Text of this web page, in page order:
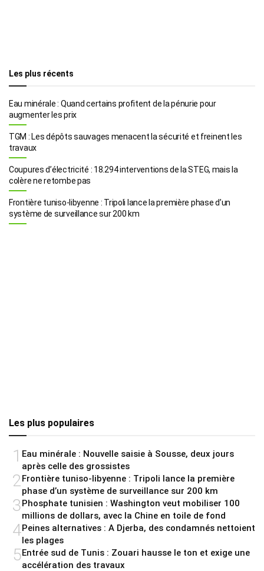
Les plus récents
Eau minérale : Quand certains profitent de la pénurie pour
augmenter les prix
TGM : Les dépôts sauvages menacent la sécurité et freinent les
travaux
Coupures d’électricité : 18.294 interventions de la STEG, mais la
colère ne retombe pas
Frontière tuniso-libyenne : Tripoli lance la première phase d’un
système de surveillance sur 200 km
Les plus populaires
1 Eau minérale : Nouvelle saisie à Sousse, deux jours
après celle des grossistes
2Frontière tuniso-libyenne : Tripoli lance la première
phase d’un système de surveillance sur 200 km
3Phosphate tunisien : Washington veut mobiliser 100
millions de dollars, avec la Chine en toile de fond
4Peines alternatives : A Djerba, des condamnés nettoient
les plages
5Entrée sud de Tunis : Zouari hausse le ton et exige une
accélération des travaux